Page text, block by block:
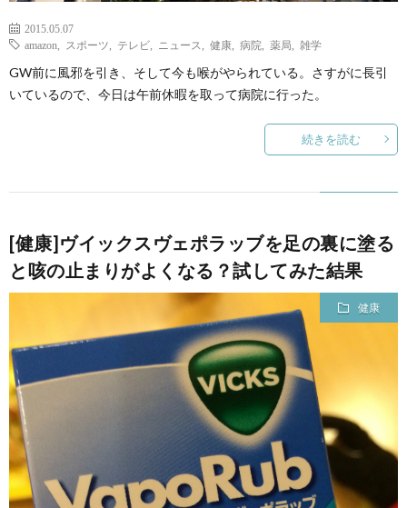
つ
い
て
2015.05.07
amazon
スポーツ テレビ ニュース 健康 病院 薬局 雑学
GW前に風邪を引き、そして今も喉がやられている。さすがに長引
いているので、今日は午前休暇を取って病院に行った。
続きを読む
[健康]ヴイックスヴェポラッブを足の裏に塗る
と咳の止まりがよくなる？試してみた結果
健康